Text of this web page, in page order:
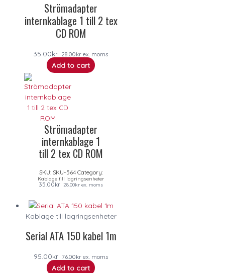
Strömadapter
internkablage 1 till 2 tex
CD ROM
35.00kr 28.00kr ex. moms
Add to cart
Strömadapter
internkablage 1
till 2 tex CD ROM
SKU: SKU-564 Category:
Kablage till lagringsenheter
35.00kr 28.00kr ex. moms
Kablage till lagringsenheter
Serial ATA 150 kabel 1m
95.00kr 76.00kr ex. moms
Add to cart